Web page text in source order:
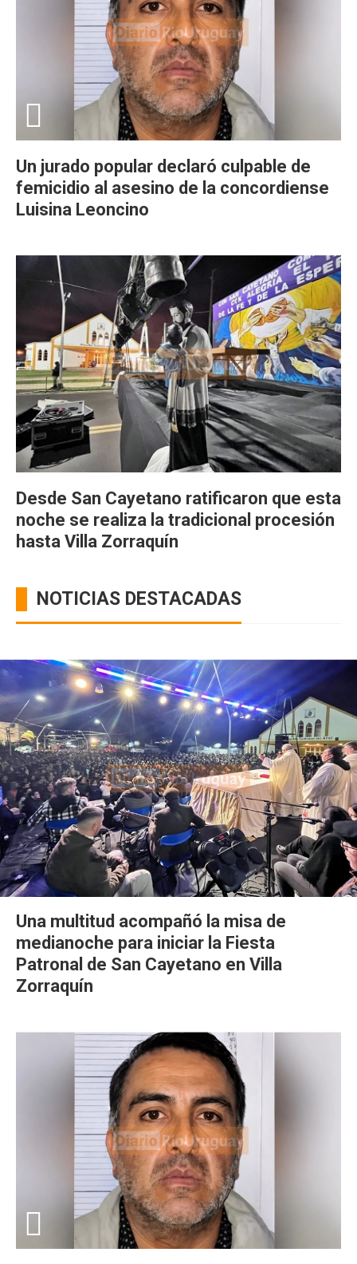
Un jurado popular declaró culpable de
femicidio al asesino de la concordiense
Luisina Leoncino
Desde San Cayetano ratificaron que esta
noche se realiza la tradicional procesión
hasta Villa Zorraquín
NOTICIAS DESTACADAS
Una multitud acompañó la misa de
medianoche para iniciar la Fiesta
Patronal de San Cayetano en Villa
Zorraquín